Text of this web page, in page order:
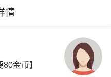
情
80金币】